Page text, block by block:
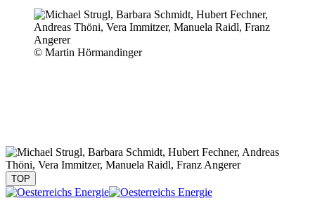
© Martin Hörmandinger
TOP